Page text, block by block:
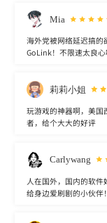
Mia
海外党被网络延迟搞的
GoLink！不限速太良心
莉莉小姐
玩游戏的神器啊，美国
者，给个大大的好评
Carlywang
人在国外，国内的软
给身边爱刷剧的小伙伴！